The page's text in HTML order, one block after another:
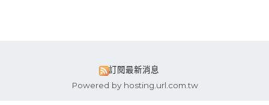
訂閱最新消息
Powered by hosting.url.com.tw